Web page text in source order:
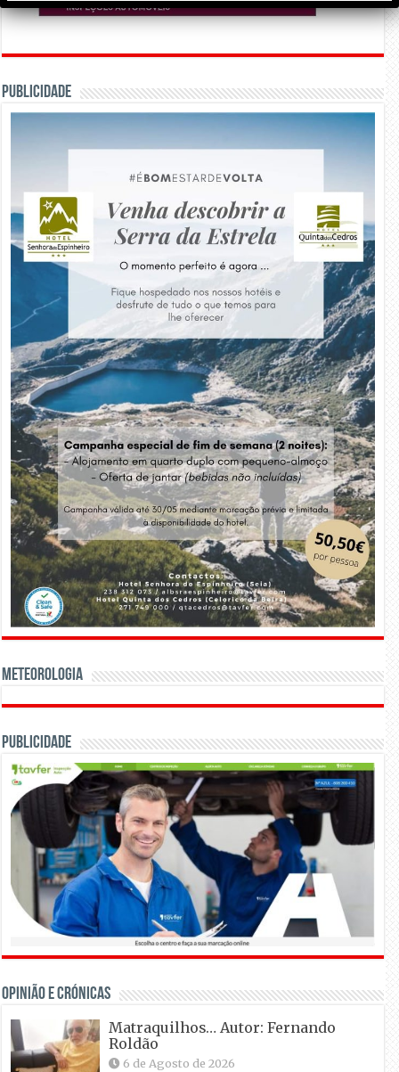
PUBLICIDADE
Meteorologia
Publicidade
OPINIÃO E CRÓNICAS
Matraquilhos… Autor: Fernando
Roldão
6 de Agosto de 2026